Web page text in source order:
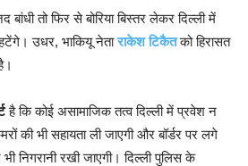
तो फिर से बोरिया बिस्तर लेकर दिल्ली में
उधर, भाकियू नेताराकेश टिकैतको हिरासत
है कि कोई असामाजिक तत्व दिल्ली में प्रवेश न
की भी सहायता ली जाएगी और बॉर्डर पर लगे
निगरानी रखी जाएगी। दिल्ली पुलिस के